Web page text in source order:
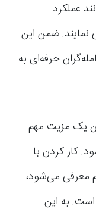
عملکرد
نمایند. ضمن این
حرفه‌ای به
یک مزیت مهم
کار کردن با
معرفی می‌شود،
است. به این